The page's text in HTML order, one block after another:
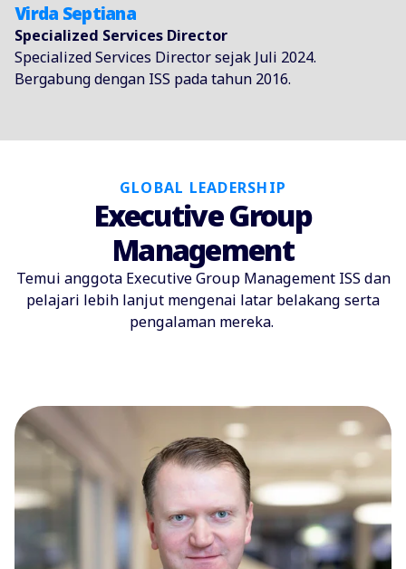
Virda Septiana
Specialized Services Director
Specialized Services Director sejak Juli 2024.
Bergabung dengan ISS pada tahun 2016.
GLOBAL LEADERSHIP
Executive Group
Management
Temui anggota Executive Group Management ISS dan
pelajari lebih lanjut mengenai latar belakang serta
pengalaman mereka.